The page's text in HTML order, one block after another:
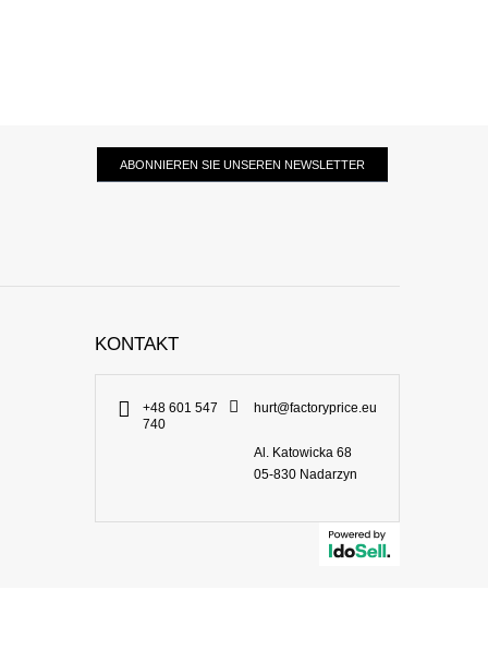
ABONNIEREN SIE UNSEREN NEWSLETTER
KONTAKT
+48 601 547
740
hurt@factoryprice.eu
Al. Katowicka 68
05-830 Nadarzyn